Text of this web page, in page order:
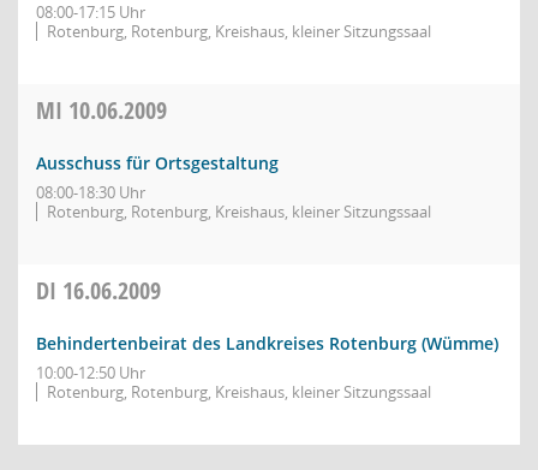
08:00-17:15 Uhr
Rotenburg, Rotenburg, Kreishaus, kleiner Sitzungssaal
MI 10.06.2009
Ausschuss für Ortsgestaltung
08:00-18:30 Uhr
Rotenburg, Rotenburg, Kreishaus, kleiner Sitzungssaal
DI 16.06.2009
Behindertenbeirat des Landkreises Rotenburg (Wümme)
10:00-12:50 Uhr
Rotenburg, Rotenburg, Kreishaus, kleiner Sitzungssaal